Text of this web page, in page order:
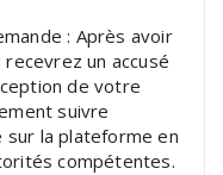
: Après avoir
un accusé
de votre
suivre
sur la plateforme en
compétentes.